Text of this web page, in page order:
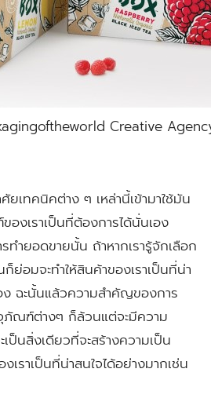
Creative
เทคนิคต่าง ๆ เหล่านี้เข้ามาใช้มัน
งเราเป็นที่ต้องการได้นั่นเอง
ทำยอดขายนั้น ถ้าหากเรารู้จักเลือก
ย่อมจะทำให้สินค้าของเราเป็นที่น่า
ง ฉะนั้นแล้วความสำคัญของการ
ณฑ์ต่างๆ ก็ล้วนแต่จะมีความ
ป็นสิ่งเดียวที่จะสร้างความเป็น
ราเป็นที่น่าสนใจได้อย่างมากเช่น